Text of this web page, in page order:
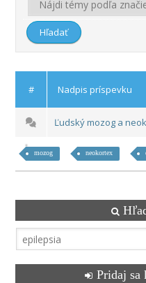
# Nadpis príspevku
Ľudský mozog a
mozog neokortex
Pridaj sa